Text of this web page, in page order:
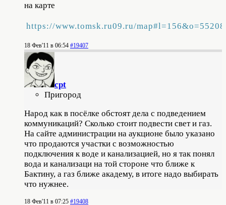
на карте
https://www.tomsk.ru09.ru/
18 Фев'11 в 06:54 #19407
cpt
Пригород
Народ как в посёлке обстоят дела с подведением
коммуникаций? Сколько стоит подвести свет и газ.
На сайте администрации на аукционе было указано
что продаются участки с возможностью
подключения к воде и канализацией, но я так понял
вода и канализаци на той стороне что ближе к
Бактину, а газ ближе академу, в итоге надо выбирать
что нужнее.
18 Фев'11 в 07:25 #19408